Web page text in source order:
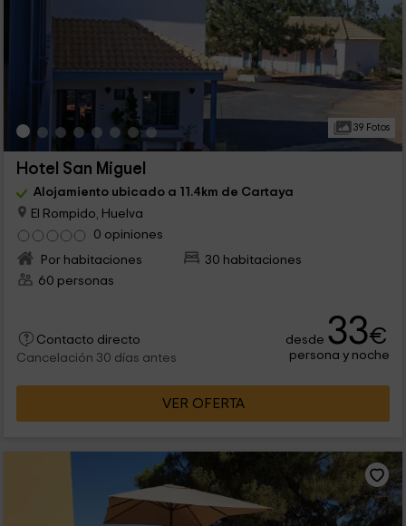
39 Fotos
Hotel San Miguel
Alojamiento ubicado a 11.4km de Cartaya
El Rompido, Huelva
0 opiniones
Por habitaciones
30 habitaciones
60 personas
Contacto directo
Cancelación 30 días antes
desde 33€
persona y noche
VER OFERTA